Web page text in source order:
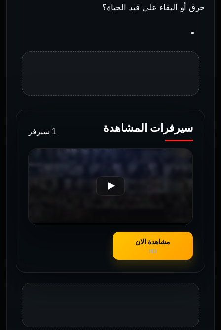
حرق أو البقاء على قيد الحياة؟
سيرفرات المشاهدة 1 سيرفر
مشاهدة الان
HD